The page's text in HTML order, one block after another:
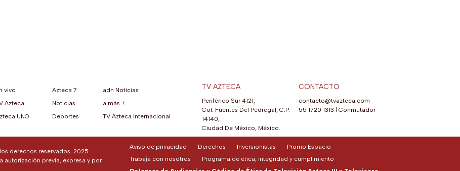
pestaña)
nueva pestaña)
nueva pestaña)
en una nueva pestaña)
abre en una nueva pestaña)
(se abre en una nueva pestaña)
(se abre en una nueva pestaña)
vivo
Azteca
UNO
Azteca 7
Noticias
Deportes
adn Noticias
a más +
TV Azteca Internacional
TV AZTECA
Periférico Sur 4121,
Col. Fuentes Del Pedregal, C.P.
14140,
Ciudad De México, México.
CONTACTO
contacto@tvazteca.com
55 1720 1313
Conmutador
derechos reservados, 2025.
autorización previa, expresa y por
Aviso de privacidad Derechos Inversionistas
Promo Espacio
Trabaja con nosotros
Programa de ética, integridad y cumplimiento